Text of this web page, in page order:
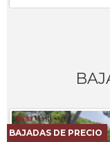
BAJADAS DE PRECIO